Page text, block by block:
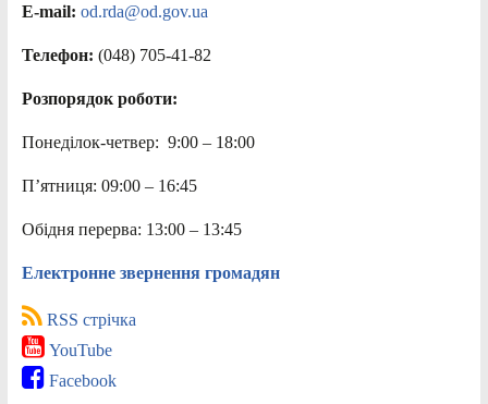
E-mail: od.rda@od.gov.ua
Телефон: (048) 705-41-82
Розпорядок роботи:
Понеділок-четвер: 9:00 – 18:00
П’ятниця: 09:00 – 16:45
Обідня перерва: 13:00 – 13:45
Електронне звернення громадян
RSS стрічка
YouTube
Facebook